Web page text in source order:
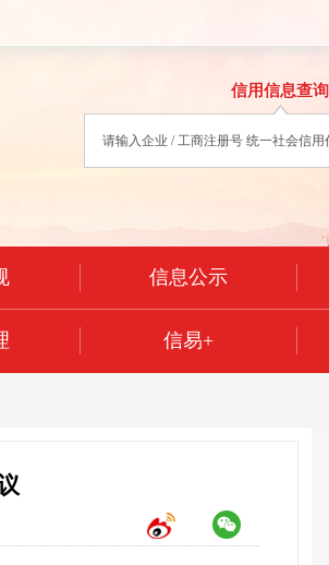
信用信息查询
信息公示
信易+